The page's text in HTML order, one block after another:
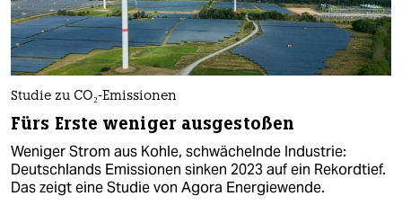
Studie zu CO₂-Emissionen
Fürs Erste weniger ausgestoßen
Weniger Strom aus Kohle, schwächelnde Industrie:
Deutschlands Emissionen sinken 2023 auf ein Rekordtief.
Das zeigt eine Studie von Agora Energiewende.